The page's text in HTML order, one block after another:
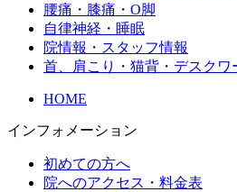
腰痛・膝痛・O脚
自律神経・睡眠
院情報・スタッフ情報
首、肩こり・猫背・デスクワ
HOME
インフォメーション
初めての方へ
院へのアクセス・料金表